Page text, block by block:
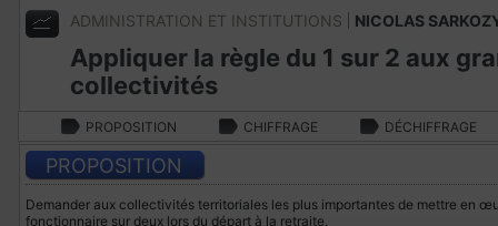
MÉLENCHON
ADMINISTRATION ET INSTITUTIONS NICOLAS
Appliquer la règle du 1 sur 2 aux
collectivités
PROPOSITION CHIFFRAGE DÉCHIFFRAGE
PROPOSITION
Demander aux collectivités territoriales les plus importantes de mettre en
fonctionnaire sur deux lors du départ à la retraite.